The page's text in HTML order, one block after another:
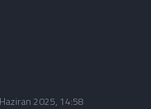
2025, 14:58